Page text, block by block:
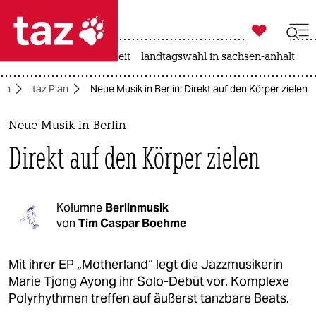
 taz zahl ich
taz zahl ich
themen
politik
gesellschaft
kultur
sport

taz zahl ich
arbeit landtagswahl in sachsen-anhalt
taz Plan Neue Musik in Berlin: Direkt auf den Körper zielen
Neue Musik in Berlin
Direkt auf den Körper zielen
Kolumne Berlinmusik
von Tim Caspar Boehme
Mit ihrer EP „Motherland“ legt die Jazzmusikerin
Marie Tjong Ayong ihr Solo-Debüt vor. Komplexe
Polyrhythmen treffen auf äußerst tanzbare Beats.